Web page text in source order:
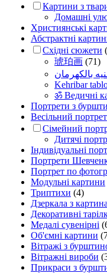
Картини з
Домашні
Християнські
Абстрактні
Східні сюжети
琥珀画 (71)
Kehribar
ॐ Ведичні
Портрети з
Весільний портрет
Сімейний
Дитячі
Індивідуальні
Портрети
Портрет по
Модульні картини
Триптихи (4)
Дзеркала з
Декоративні
Медалі сувенірні
Об'ємні картини
Вітражі з
Вітражні вироби
Прикраси з